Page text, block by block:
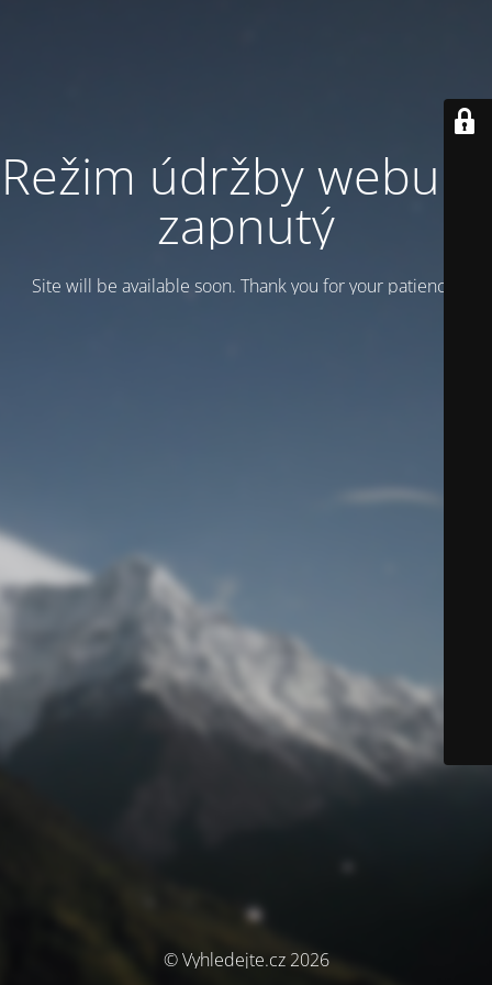
Režim údržby webu je
zapnutý
Site will be available soon. Thank you for your patience!
© Vyhledejte.cz 2026